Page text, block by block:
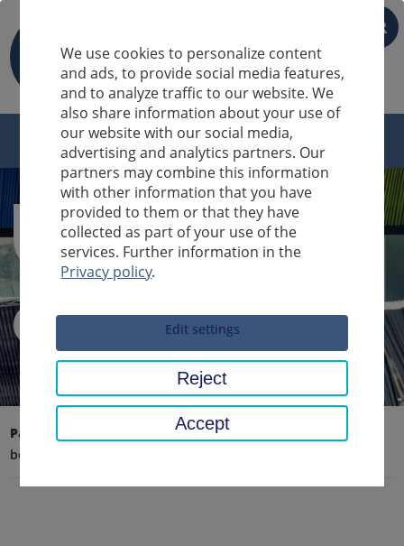
FR
Sucheingabe
Page d'accueil
boîte postale spéciale pour les autorités
We use cookies to personalize content
and ads, to provide social media features,
and to analyze traffic to our website. We
also share information about your use of
our website with our social media,
advertising and analytics partners. Our
partners may combine this information
with other information that you have
provided to them or that they have
collected as part of your use of the
services. Further information in the
Privacy policy.
Edit settings
Reject
Accept